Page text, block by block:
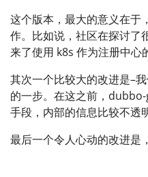
这个版本，最大的意义在于
作。比如说，社区在探讨了
来了使用 k8s 作为注册中心
其次一个比较大的改进是–
的一步。在这之前，
手段，内部的信息比较不透
最后一个令人心动的改进是